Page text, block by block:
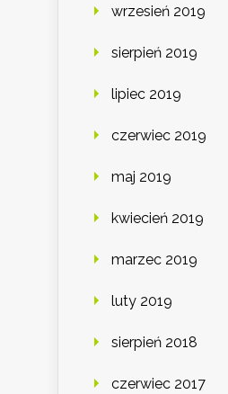
wrzesień 2019
sierpień 2019
lipiec 2019
czerwiec 2019
maj 2019
kwiecień 2019
marzec 2019
luty 2019
sierpień 2018
czerwiec 2017